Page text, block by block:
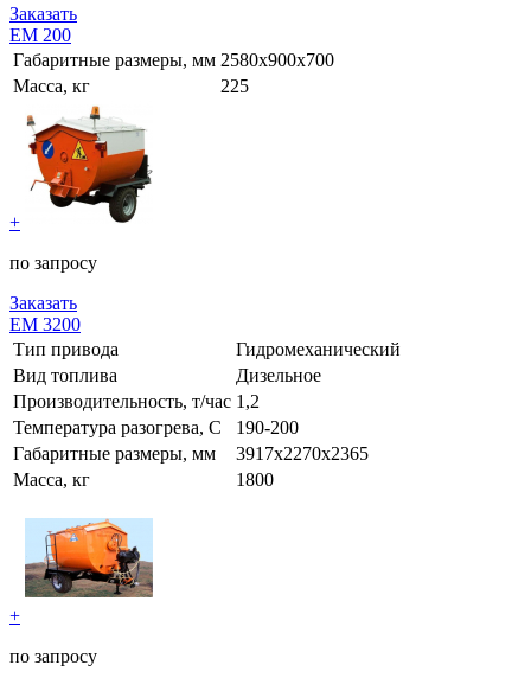
Заказать
ЕМ 200
Габаритные размеры, мм 2580х900х700
Масса, кг
225
+
по запросу
Заказать
ЕМ 3200
Тип привода
Гидромеханический
Вид топлива
Дизельное
Производительность, т/час 1,2
Температура разогрева, С
190-200
Габаритные размеры, мм
3917х2270х2365
Масса, кг
1800
+
по запросу